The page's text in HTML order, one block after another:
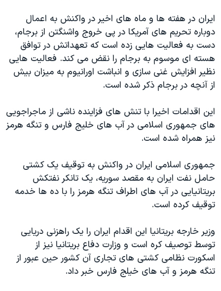
ایران در هفته ها و ماه های اخیر در واکنش به اعمال
دوباره تحریم های آمریکا در پی خروج واشنگتن از برجام،
دست به فعالیت هایی زده است که تعهداتش در توافق
هسته ای موسوم به برجام را نقض می کند. فعالیت هایی
نظیر افزایش غنی سازی و انباشت اورانیوم به میزان بیش
از آنچه در برجام ذکر شده است.
این اقدامات اخیرا با تنش های فزاینده ناشی از ماجراجویی
های جمهوری اسلامی در آب های خلیج فارس و تنگه هرمز
نیز همراه شده است.
جمهوری اسلامی ایران در واکنش به توقیف یک کشتی
حامل نفت ایران به مقصد سوریه، یک تانکر نفتکش
بریتانیایی در آب های اطراف تنگه هرمز را با ده ها خدمه
توقیف کرده است.
وزیر خارجه بریتانیا این اقدام ایران را یک راهزنی دریایی
توسط توصیف کره است و وزارت دفاع بریتانیا نیز از
اسکورت نظامی کشتی های تجاری آن کشور حین عبور از
تنگه هرمز و آب های خیلج فارس خبر داد.